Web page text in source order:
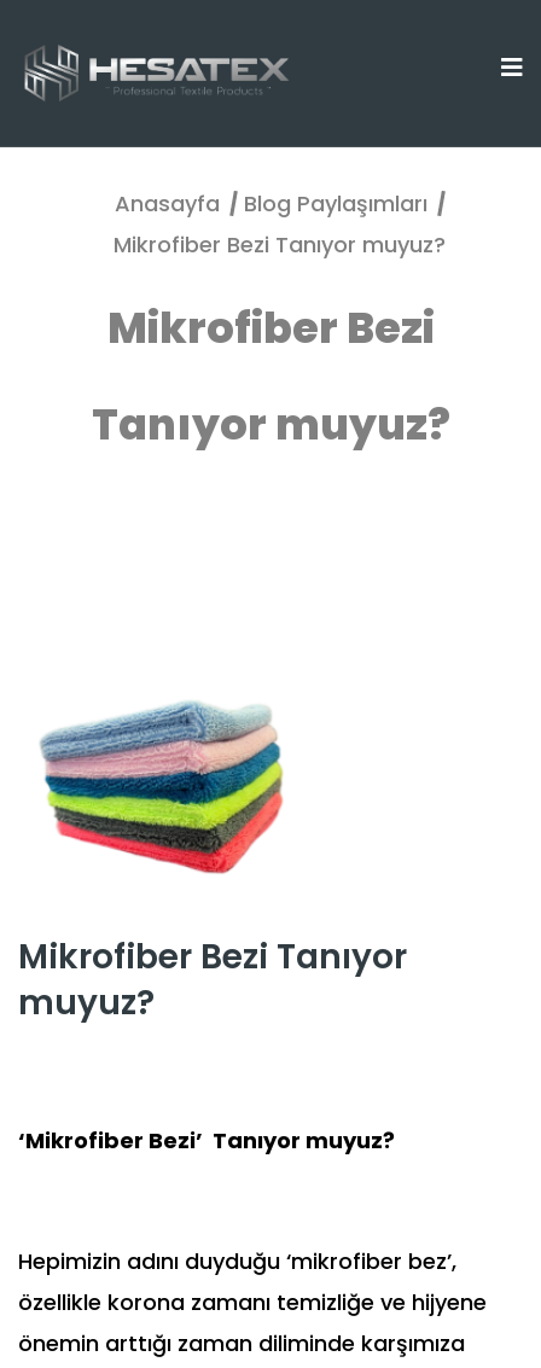
Anasayfa
Blog Paylaşımları
Mikrofiber Bezi Tanıyor muyuz?
Mikrofiber Bezi
Tanıyor muyuz?
Mikrofiber Bezi Tanıyor
muyuz?
‘Mikrofiber Bezi’ Tanıyor muyuz?
Hepimizin adını duyduğu ‘mikrofiber bez’,
özellikle korona zamanı temizliğe ve hijyene
önemin arttığı zaman diliminde karşımıza